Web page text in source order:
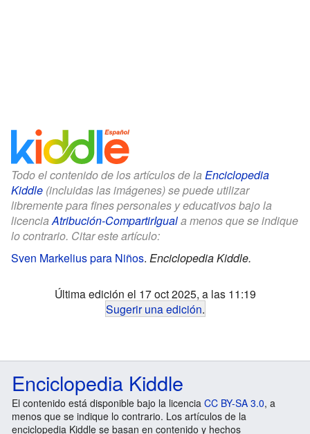
Todo el contenido de los artículos de la Enciclopedia
Kiddle (incluidas las imágenes) se puede utilizar
libremente para fines personales y educativos bajo la
licenciaAtribución-CompartirIguala menos que se indique
lo contrario. Citar este artículo:
Sven Markelius para Niños. Enciclopedia Kiddle.
Última edición el 17 oct 2025, a las 11:19
Sugerir una edición.
Enciclopedia Kiddle
El contenido está disponible bajo la licencia CC BY-SA 3.0, a
menos que se indique lo contrario. Los artículos de la
enciclopedia Kiddle se basan en contenido y hechos